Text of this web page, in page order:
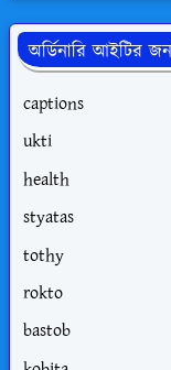
অর্ডিনারি আইটির
captions
ukti
health
styatas
tothy
rokto
bastob